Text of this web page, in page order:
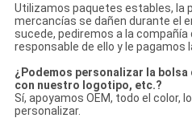
Utilizamos paquetes estables, la
mercancías se dañen durante el
sucede, pediremos a la compañía
responsable de ello y le pagamos
¿Podemos personalizar la
con nuestro logotipo, etc.?
Sí, apoyamos OEM, todo el color,
personalizar.